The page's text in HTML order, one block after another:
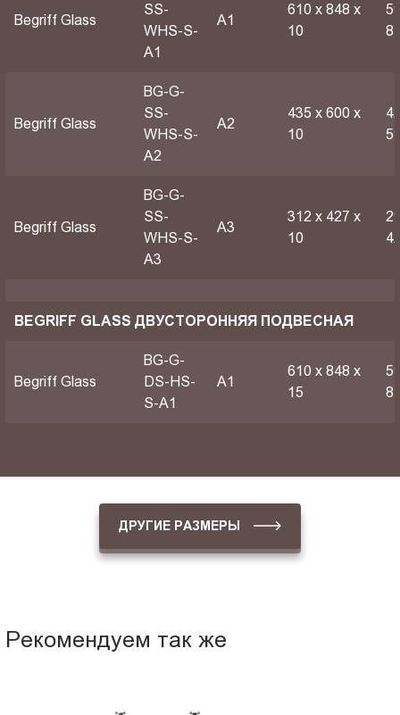
Begriff Glass
SS-
WHS-S-
A1
A1
610 х 848 х
10
Begriff Glass
BG-G-
SS-
WHS-S-
A2
A2
435 х 600 х
10
Begriff Glass
BG-G-
SS-
WHS-S-
A3
A3
312 х 427 х
10
BEGRIFF GLASS ДВУСТОРОННЯЯ ПОДВЕСНАЯ
Begriff Glass
BG-G-
DS-HS-
S-A1
A1
610 х 848 х
15
ДРУГИЕ РАЗМЕРЫ
Рекомендуем так же